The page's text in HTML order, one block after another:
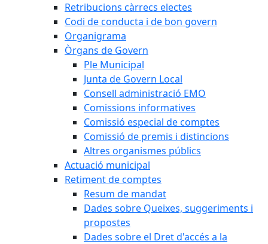
Retribucions càrrecs electes
Codi de conducta i de bon govern
Organigrama
Òrgans de Govern
Ple Municipal
Junta de Govern Local
Consell administració EMO
Comissions informatives
Comissió especial de comptes
Comissió de premis i distincions
Altres organismes públics
Actuació municipal
Retiment de comptes
Resum de mandat
Dades sobre Queixes, suggeriments i
propostes
Dades sobre el Dret d'accés a la